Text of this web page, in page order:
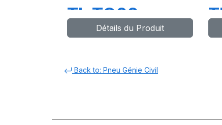
TL TG02
Détails du Produit
Back to: Pneu Génie Civil